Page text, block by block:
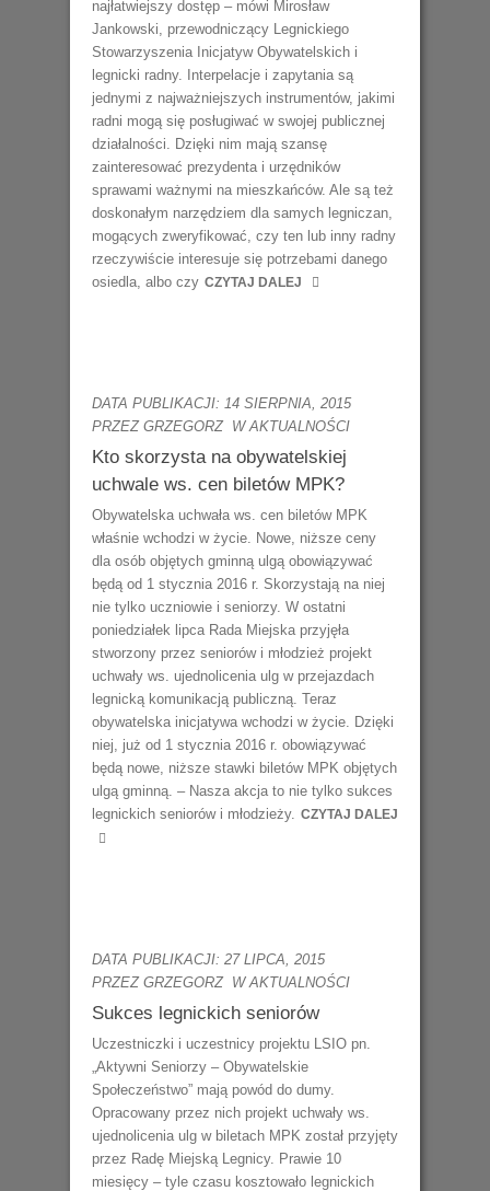
najłatwiejszy dostęp – mówi Mirosław
Jankowski, przewodniczący Legnickiego
Stowarzyszenia Inicjatyw Obywatelskich i
legnicki radny. Interpelacje i zapytania są
jednymi z najważniejszych instrumentów, jakimi
radni mogą się posługiwać w swojej publicznej
działalności. Dzięki nim mają szansę
zainteresować prezydenta i urzędników
sprawami ważnymi na mieszkańców. Ale są też
doskonałym narzędziem dla samych legniczan,
mogących zweryfikować, czy ten lub inny radny
rzeczywiście interesuje się potrzebami danego
osiedla, albo czy CZYTAJ DALEJ
DATA PUBLIKACJI: 14 SIERPNIA, 2015
PRZEZ GRZEGORZ WAKTUALNOŚCI
Kto skorzysta na obywatelskiej
uchwale ws. cen biletów MPK?
Obywatelska uchwała ws. cen biletów MPK
właśnie wchodzi w życie. Nowe, niższe ceny
dla osób objętych gminną ulgą obowiązywać
będą od 1 stycznia 2016 r. Skorzystają na niej
nie tylko uczniowie i seniorzy. W ostatni
poniedziałek lipca Rada Miejska przyjęła
stworzony przez seniorów i młodzież projekt
uchwały ws. ujednolicenia ulg w przejazdach
legnicką komunikacją publiczną. Teraz
obywatelska inicjatywa wchodzi w życie. Dzięki
niej, już od 1 stycznia 2016 r. obowiązywać
będą nowe, niższe stawki biletów MPK objętych
ulgą gminną. – Nasza akcja to nie tylko sukces
legnickich seniorów i młodzieży. CZYTAJ DALEJ
DATA PUBLIKACJI: 27 LIPCA, 2015
PRZEZ GRZEGORZ WAKTUALNOŚCI
Sukces legnickich seniorów
Uczestniczki i uczestnicy projektu LSIO pn.
„Aktywni Seniorzy – Obywatelskie
Społeczeństwo” mają powód do dumy.
Opracowany przez nich projekt uchwały ws.
ujednolicenia ulg w biletach MPK został przyjęty
przez Radę Miejską Legnicy. Prawie 10
miesięcy – tyle czasu kosztowało legnickich